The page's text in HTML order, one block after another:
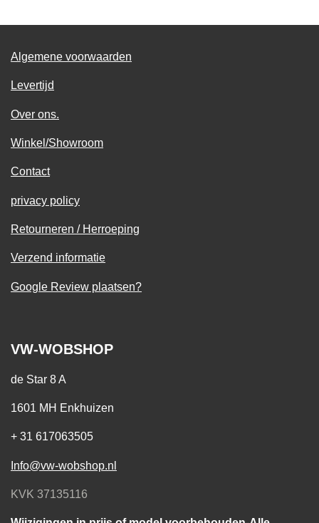
Algemene voorwaarden
Levertijd
Over ons.
Winkel/Showroom
Contact
privacy policy
Retourneren / Herroeping
Verzend informatie
Google Review plaatsen?
VW-WOBSHOP
de Star 8 A
1601 MH Enkhuizen
+ 31 617063505
Info@vw-wobshop.nl
KVK 37135116